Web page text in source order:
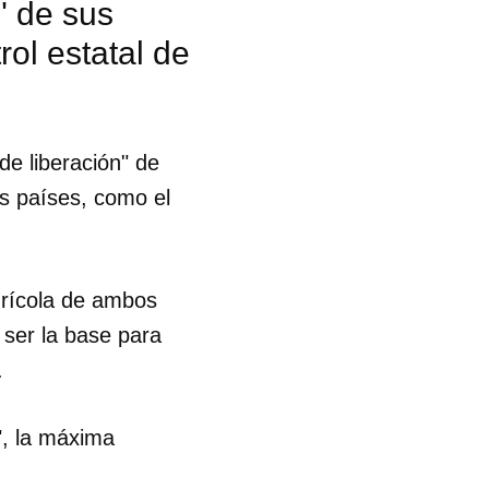
de sus
estatal de
liberación" de
países, como el
de ambos
la base para
la máxima